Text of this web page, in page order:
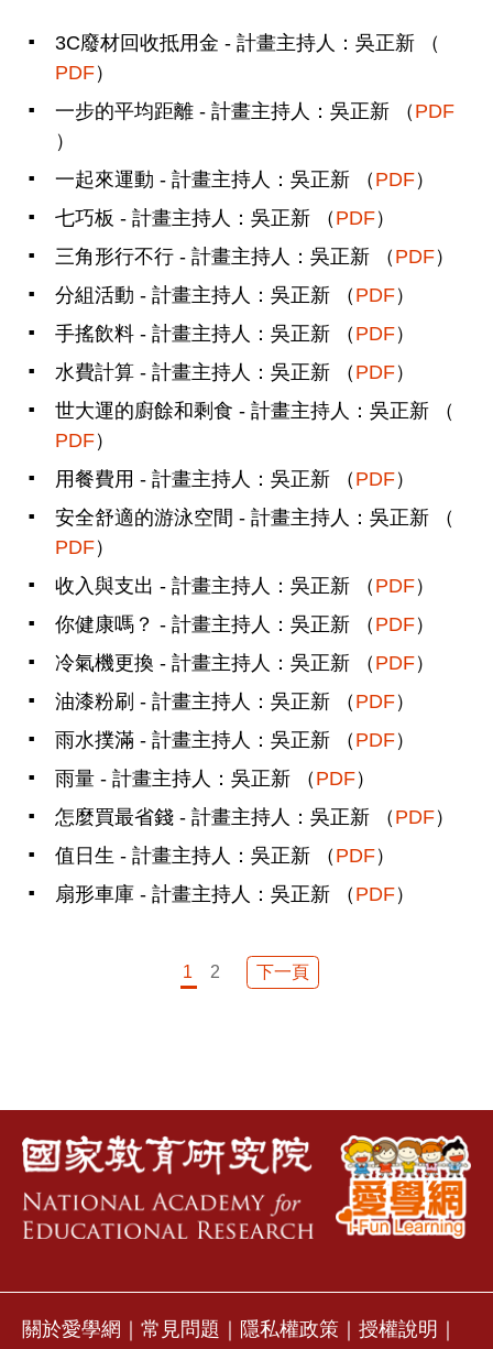
3C廢材回收抵用金 - 計畫主持人：吳正新 （
PDF）
一步的平均距離 - 計畫主持人：吳正新 （ PDF
）
一起來運動 - 計畫主持人：吳正新 （ PDF）
七巧板 - 計畫主持人：吳正新 （ PDF）
三角形行不行 - 計畫主持人：吳正新 （ PDF）
分組活動 - 計畫主持人：吳正新 （ PDF）
手搖飲料 - 計畫主持人：吳正新 （ PDF）
水費計算 - 計畫主持人：吳正新 （ PDF）
世大運的廚餘和剩食 - 計畫主持人：吳正新 （
PDF）
用餐費用 - 計畫主持人：吳正新 （ PDF）
安全舒適的游泳空間 - 計畫主持人：吳正新 （
PDF）
收入與支出 - 計畫主持人：吳正新 （ PDF）
你健康嗎？ - 計畫主持人：吳正新 （ PDF）
冷氣機更換 - 計畫主持人：吳正新 （ PDF）
油漆粉刷 - 計畫主持人：吳正新 （ PDF）
雨水撲滿 - 計畫主持人：吳正新 （ PDF）
雨量 - 計畫主持人：吳正新 （ PDF）
怎麼買最省錢 - 計畫主持人：吳正新 （ PDF）
值日生 - 計畫主持人：吳正新 （ PDF）
扇形車庫 - 計畫主持人：吳正新 （ PDF）
1 2 下一頁
關於愛學網 常見問題 隱私權政策 授權說明